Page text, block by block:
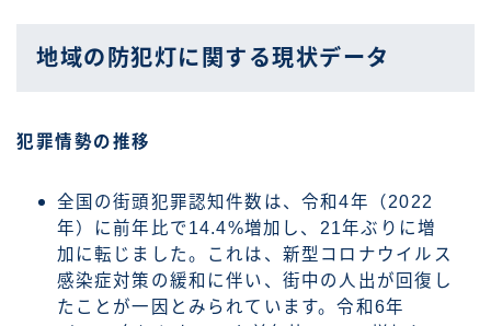
地域の防犯灯に関する現状データ
犯罪情勢の推移
全国の街頭犯罪認知件数は、令和4年（2022
年）に前年比で14.4%増加し、21年ぶりに増
加に転じました。これは、新型コロナウイルス
感染症対策の緩和に伴い、街中の人出が回復し
たことが一因とみられています。令和6年